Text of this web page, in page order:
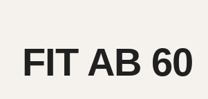
FIT AB 60